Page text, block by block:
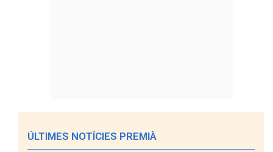
ÚLTIMES NOTÍCIES PREMIÀ